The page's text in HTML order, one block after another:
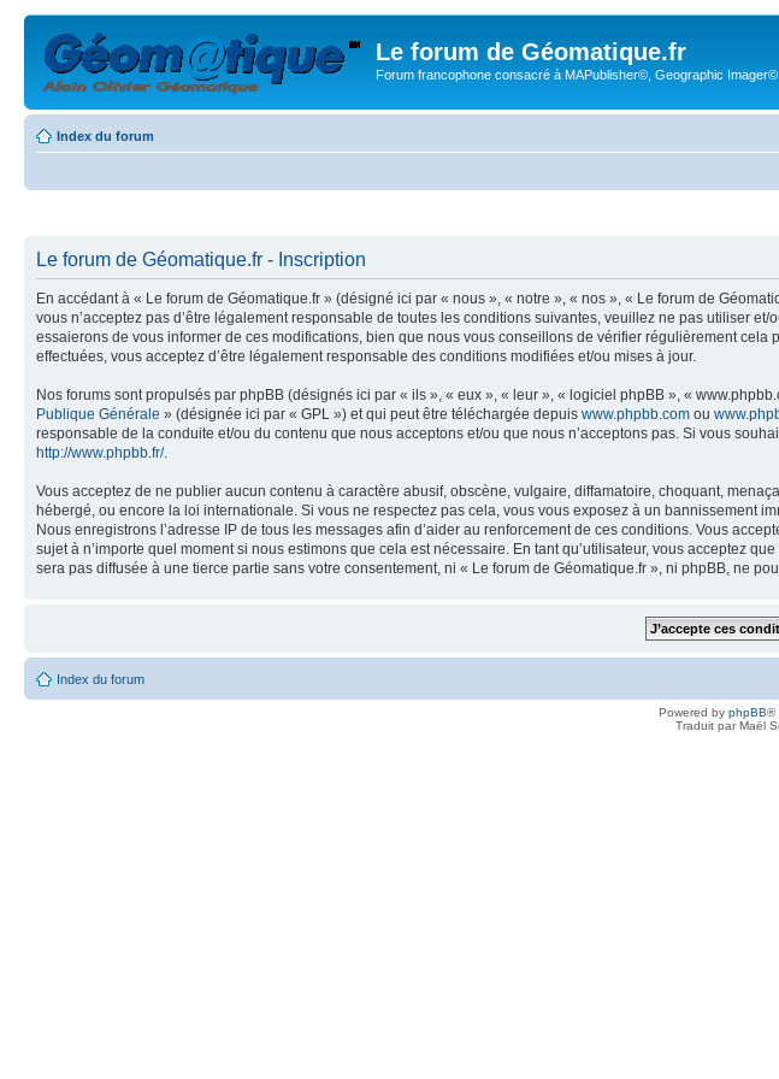
Le forum de Géomatique.fr
Forum francophone consacré à MAPublisher©, Geographic
Index du forum
Le forum de Géomatique.fr - Inscription
En accédant à « Le forum de Géomatique.fr » (désigné ici par « nous », « notre », « nos », « Le forum de
vous n’acceptez pas d’être légalement responsable de toutes les conditions suivantes, veuillez ne pas utiliser
essaierons de vous informer de ces modifications, bien que nous vous conseillons de vérifier régulièrement
effectuées, vous acceptez d’être légalement responsable des conditions modifiées et/ou mises à jour.
Nos forums sont propulsés par phpBB (désignés ici par « ils », « eux », « leur », « logiciel phpBB », «
Publique Générale » (désignée ici par « GPL ») et qui peut être téléchargée depuis www.phpbb.com ou
responsable de la conduite et/ou du contenu que nous acceptons et/ou que nous n’acceptons pas. Si vous
http://www.phpbb.fr/.
Vous acceptez de ne publier aucun contenu à caractère abusif, obscène, vulgaire, diffamatoire, choquant,
hébergé, ou encore la loi internationale. Si vous ne respectez pas cela, vous vous exposez à un bannissement
Nous enregistrons l’adresse IP de tous les messages afin d’aider au renforcement de ces conditions. Vous
sujet à n’importe quel moment si nous estimons que cela est nécessaire. En tant qu’utilisateur, vous acceptez
sera pas diffusée à une tierce partie sans votre consentement, ni « Le forum de Géomatique.fr », ni phpBB, ne
Index du forum
Powered by phpBB®
Traduit par Maël